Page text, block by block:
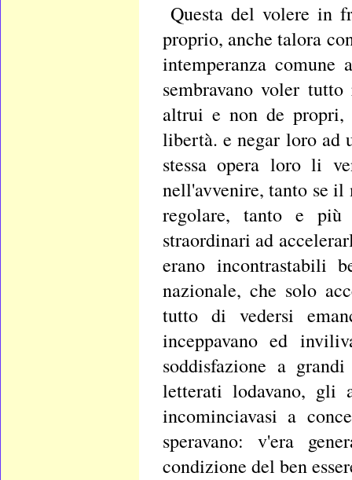
Questa del volere in
proprio, anche talora
intemperanza
sembravano voler
altrui e non de propri,
libertà. e negar loro
stessa opera loro li
nell'avvenire, tanto se il
regolare, tanto e più
straordinari ad
erano incontrastabili
nazionale, che solo
tutto di vedersi
inceppavano ed
soddisfazione a
letterati lodavano, gli
incominciavasi a
speravano: v'era
condizione del ben